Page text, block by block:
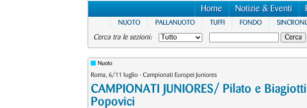
Home Notizie & Eventi
NUOTO PALLANUOTO TUFFI FONDO
Cerca tra le sezioni:
Nuoto
Roma, 6/11 luglio - Campionati Europei Juniores
CAMPIONATI JUNIORES/ Pilato e
Popovici